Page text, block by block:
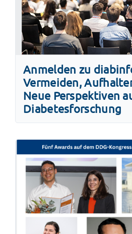
Anmelden zu
Vermeiden,
Neue Perspektiven
Diabetesforschung